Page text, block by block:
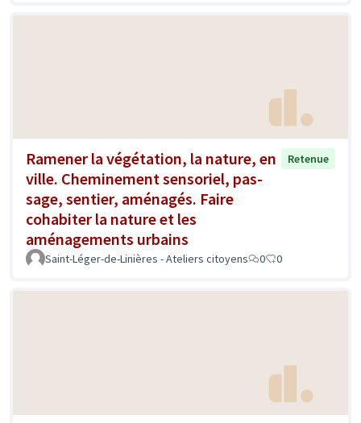
Ramener la végétation, la nature, en
ville. Cheminement sensoriel, pas-
sage, sentier, aménagés. Faire
cohabiter la nature et les
aménagements urbains
Retenue
Saint-Léger-de-Linières - Ateliers citoyens 0 0